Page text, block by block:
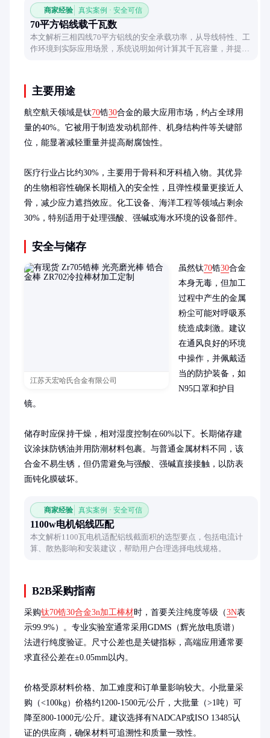
商家经验 真实案例 · 安全可信
70平方铝线载千瓦数
本文解析三相四线70平方铝线的安全承载功率，从导线特性、工
作环境到实际应用场景，系统说明如何计算其千瓦容量，并提供
主要用途
航空航天领域是钛70锆30合金的最大应用市场，约占全球用
量的40%。它被用于制造发动机部件、机身结构件等关键部
位，能显著减轻重量并提高耐腐蚀性。
医疗行业占比约30%，主要用于骨科和牙科植入物。其优异
的生物相容性确保长期植入的安全性，且弹性模量更接近人
骨，减少应力遮挡效应。化工设备、海洋工程等领域占剩余
30%，特别适用于处理强酸、强碱或海水环境的设备部件。
安全与储存
江苏天宏哈氏合金有限公司
虽然钛70锆30合金
本身无毒，但加工
过程中产生的金属
粉尘可能对呼吸系
统造成刺激。建议
在通风良好的环境
中操作，并佩戴适
当的防护装备，如
N95口罩和护目
镜。
储存时应保持干燥，相对湿度控制在60%以下。长期储存建
议涂抹防锈油并用防潮材料包裹。与普通金属材料不同，该
合金不易生锈，但仍需避免与强酸、强碱直接接触，以防表
面钝化膜破坏。
商家经验 真实案例 · 安全可信
1100w电机铝线匹配
本文解析1100瓦电机适配铝线截面积的选型要点，包括电流计
算、散热影响和安装建议，帮助用户合理选择电线规格。
B2B采购指南
采购钛70锆30合金3n加工棒材时，首要关注纯度等级（3N表
示99.9%）。专业实验室通常采用GDMS（辉光放电质谱）
法进行纯度验证。尺寸公差也是关键指标，高端应用通常要
求直径公差在±0.05mm以内。
价格受原材料价格、加工难度和订单量影响较大。小批量采
购（<100kg）价格约1200-1500元/公斤，大批量（>1吨）可
降至800-1000元/公斤。建议选择有NADCAP或ISO 13485认
证的供应商，确保材料可追溯性和质量一致性。